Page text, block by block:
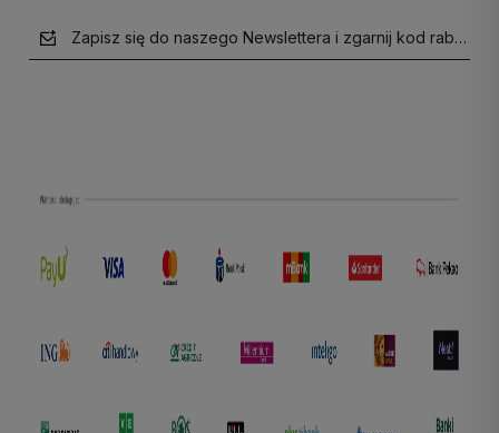
Zapisz się do naszego Newslettera i zgarnij kod